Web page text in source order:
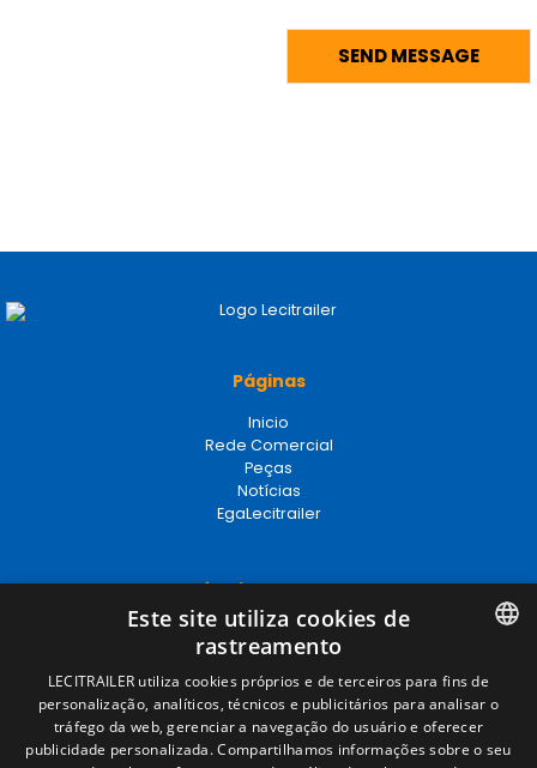
Páginas
Inicio
Rede Comercial
Peças
Notícias
EgaLecitrailer
Términos legales
Aviso legal
Política de privacidade
Política de cookies
Condições Gerais de Venda
Gerenciar cookies
SPANISH
ENGLISH
FRENCH
Este site utiliza cookies de
rastreamento
LECITRAILER utiliza cookies próprios e de terceiros para fins de
personalização, analíticos, técnicos e publicitários para analisar o
tráfego da web, gerenciar a navegação do usuário e oferecer
publicidade personalizada. Compartilhamos informações sobre o seu